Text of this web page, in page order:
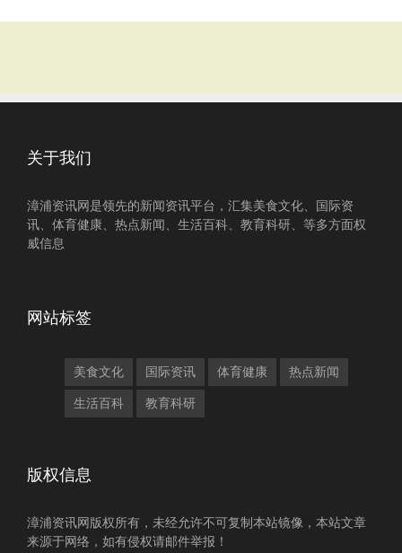
关于我们
漳浦资讯网是领先的新闻资讯平台，汇集美食文化、国际资
讯、体育健康、热点新闻、生活百科、教育科研、等多方面权
威信息
网站标签
美食文化 国际资讯 体育健康 热点新闻
生活百科 教育科研
版权信息
漳浦资讯网版权所有，未经允许不可复制本站镜像，本站文章
来源于网络，如有侵权请邮件举报！